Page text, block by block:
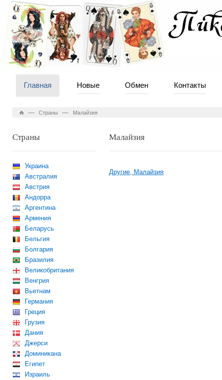
Главная Новые Обмен Контакты
— Страны — Малайзия
Страны
Украина
Австралия
Австрия
Андорра
Аргентина
Армения
Беларусь
Бельгия
Болгария
Бразилия
Великобритания
Венгрия
Вьетнам
Германия
Греция
Грузия
Дания
Джерси
Доминикана
Египет
Израиль
Малайзия
Другие, Малайзия